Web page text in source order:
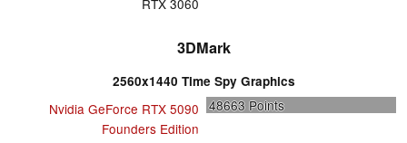
3DMark
2560x1440 Time Spy Graphics
Nvidia GeForce RTX 5090
Founders Edition
48663 Points